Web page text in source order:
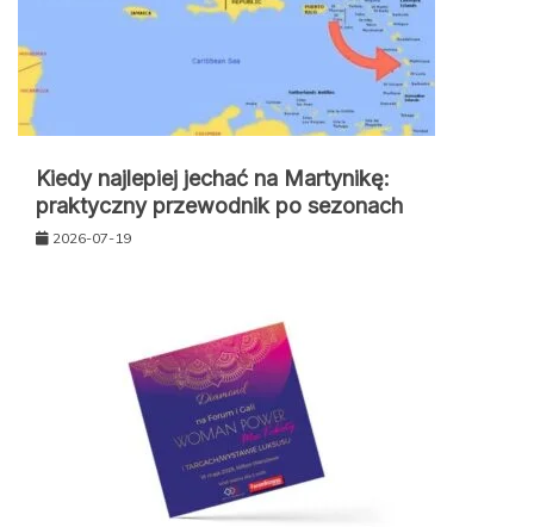
Kiedy najlepiej jechać na Martynikę:
praktyczny przewodnik po sezonach
2026-07-19